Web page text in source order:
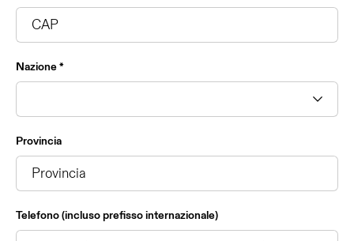
Nazione *
Provincia
Telefono (incluso prefisso internazionale)